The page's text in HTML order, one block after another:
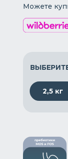
2,5 кг
Можете